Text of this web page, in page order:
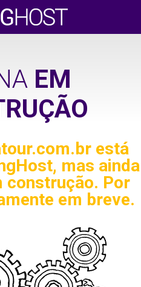
EM
está
mas ainda
construção. Por
em breve.